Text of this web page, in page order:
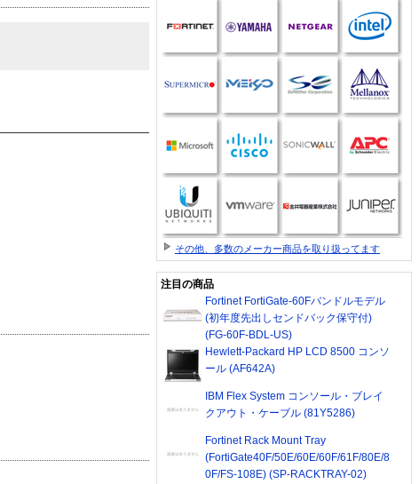
その他、多数のメーカー商品を取り扱ってます
注目の商品
Fortinet FortiGate-60Fバンドルモデル
(初年度先出しセンドバック保守付)
(FG-60F-BDL-US)
Hewlett-Packard HP LCD 8500 コンソ
ール (AF642A)
IBM Flex System コンソール・ブレイ
クアウト・ケーブル (81Y5286)
Fortinet Rack Mount Tray
(FortiGate40F/50E/60E/60F/61F/80E/8
0F/FS-108E) (SP-RACKTRAY-02)